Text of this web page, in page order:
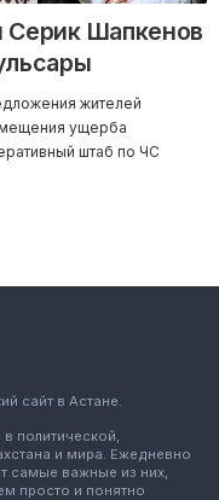
Серик Шапкенов
жителей
ущерба
штаб по ЧС
сайт в Астане.
политической,
и мира. Ежедневно
самые важные из них,
просто и понятно